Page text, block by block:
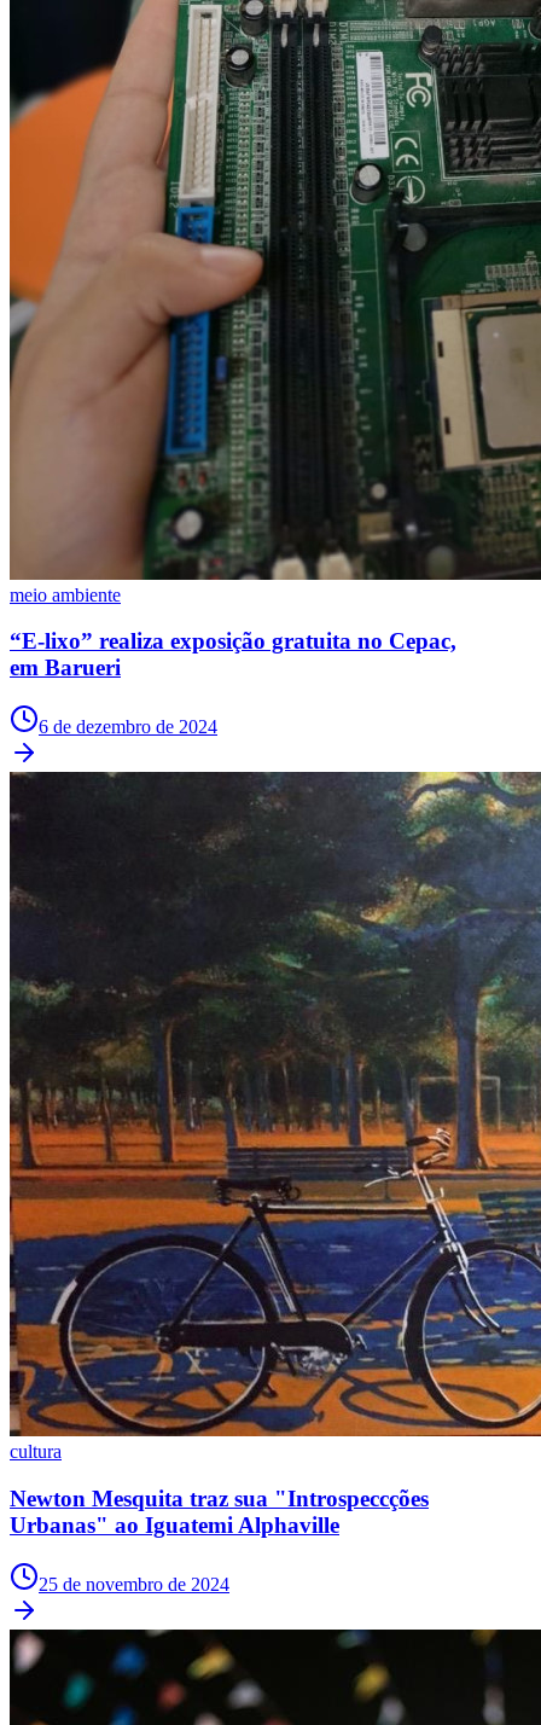
Corinthians
Palmeiras
São Paulo
meio ambiente
“E-lixo” realiza exposição gratuita no Cepac,
em Barueri
6 de dezembro de 2024
cultura
Newton Mesquita traz sua "Introspeccções
Urbanas" ao Iguatemi Alphaville
25 de novembro de 2024